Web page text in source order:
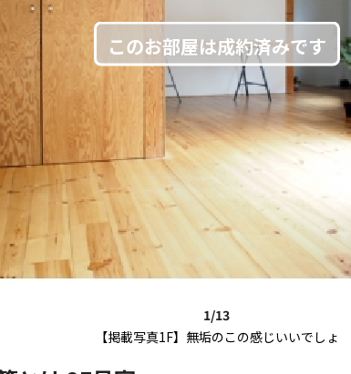
1/13
【掲載写真1F】無垢のこの感じいいでしょ